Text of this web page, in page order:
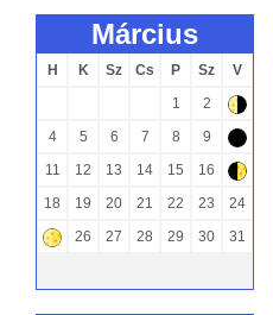
március
H K Sz Cs P Sz
V
1
2
(
4
5 6 7 8 9
-
11
12 13 14 15 16
)
18
19 20 21 22 23 24
+ 26 27 28 29 30 31